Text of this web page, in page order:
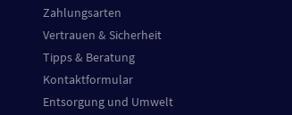
Zahlungsarten
Vertrauen & Sicherheit
Tipps & Beratung
Kontaktformular
Entsorgung und Umwelt